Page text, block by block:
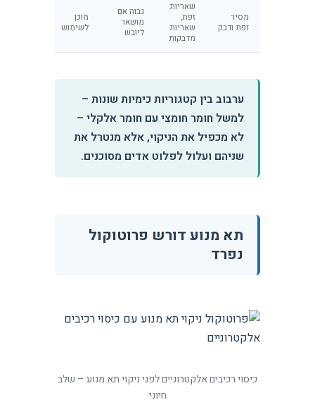
מסיר
זפת ודבק
שאריות
זפת,
שאריות
מדבקות
גבוה אם
מושאר
ליובש
מוכן
לשימוש
ערבוב בין קטגוריות כימיות שונות –
למשל חומר חומצי עם חומר אלקלי –
לא מכפיל את הניקוי, אלא מנטרל את
שניהם ועלול לפלוט אדים מסוכנים.
תא מנוע דורש פרוטוקול
נפרד
כיסוי רכיבים אלקטרוניים לפני ניקוי תא מנוע – שלב
חיוני